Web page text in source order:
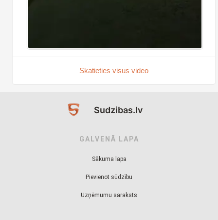
Skatieties visus video
Sudzibas.lv
GALVENĀ LAPA
Sākuma lapa
Pievienot sūdzību
Uzņēmumu saraksts